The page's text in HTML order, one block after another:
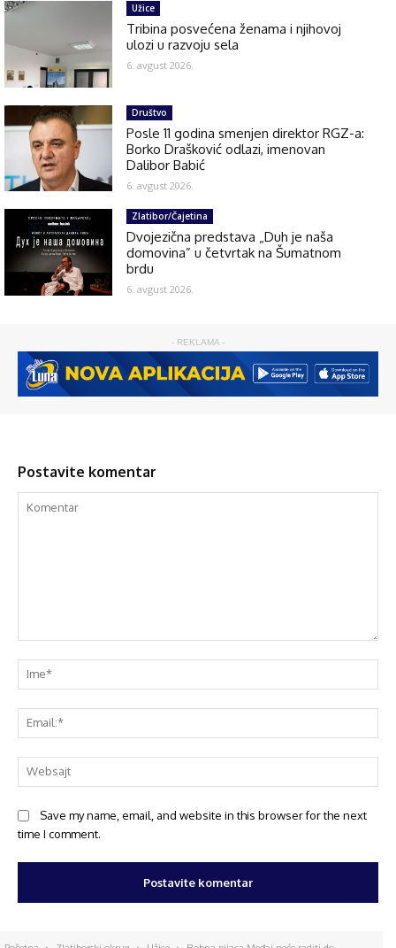
Užice
Tribina posvećena ženama i njihovoj
ulozi u razvoju sela
6. avgust 2026.
Društvo
Posle 11 godina smenjen direktor RGZ-a:
Borko Drašković odlazi, imenovan
Dalibor Babić
6. avgust 2026.
Zlatibor/Čajetina
Dvojezična predstava „Duh je naša
domovina” u četvrtak na Šumatnom
brdu
6. avgust 2026.
- REKLAMA -
Postavite komentar
Save my name, email, and website in this browser for the next
time I comment.